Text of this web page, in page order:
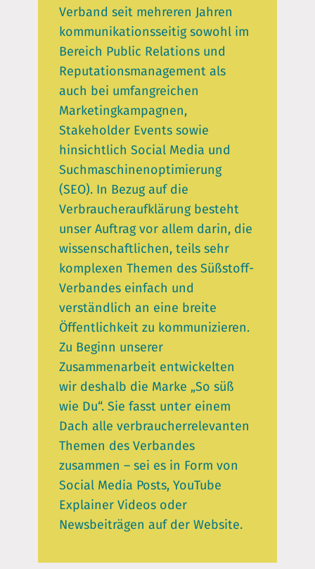
Verband seit mehreren Jahren
kommunikationsseitig sowohl im
Bereich Public Relations und
Reputationsmanagement als
auch bei umfangreichen
Marketingkampagnen,
Stakeholder Events sowie
hinsichtlich Social Media und
Suchmaschinenoptimierung
(SEO). In Bezug auf die
Verbraucheraufklärung besteht
unser Auftrag vor allem darin, die
wissenschaftlichen, teils sehr
komplexen Themen des Süßstoff-
Verbandes einfach und
verständlich an eine breite
Öffentlichkeit zu kommunizieren.
Zu Beginn unserer
Zusammenarbeit entwickelten
wir deshalb die Marke „So süß
wie Du“. Sie fasst unter einem
Dach alle verbraucherrelevanten
Themen des Verbandes
zusammen – sei es in Form von
Social Media Posts, YouTube
Explainer Videos oder
Newsbeiträgen auf der Website.